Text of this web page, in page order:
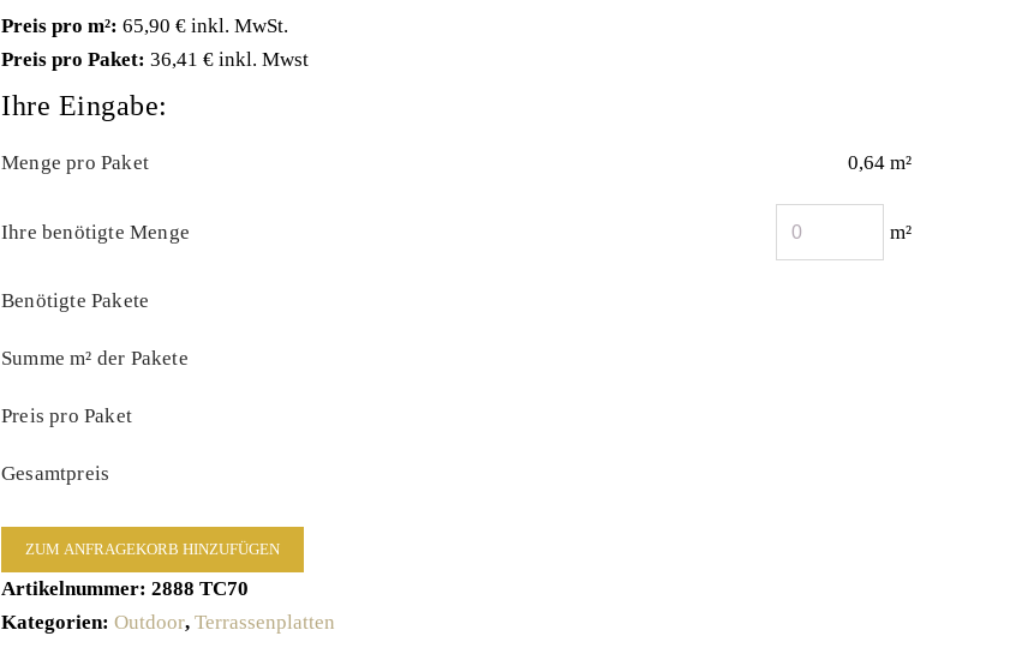
Preis pro m²: 65,90 € inkl. MwSt.
Preis pro Paket: 36,41 € inkl. Mwst
Ihre Eingabe:
Menge pro Paket 0,64 m²
Ihre benötigte Menge m²
Benötigte Pakete
Summe m² der Pakete
Preis pro Paket
Gesamtpreis
ZUM ANFRAGEKORB HINZUFÜGEN
Artikelnummer: 2888 TC70
Kategorien: Outdoor, Terrassenplatten